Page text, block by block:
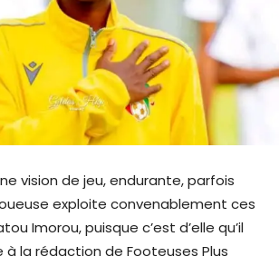
vision de jeu, endurante, parfois
exploite convenablement ces
Imorou, puisque c’est d’elle qu’il
à la rédaction de Footeuses Plus